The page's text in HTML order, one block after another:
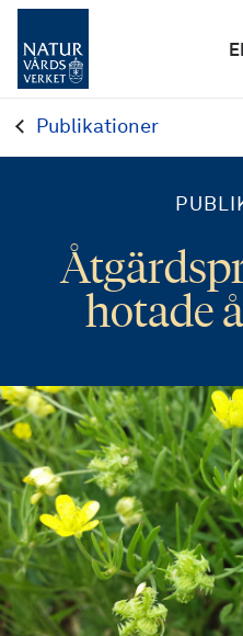
Publikationer
hotade